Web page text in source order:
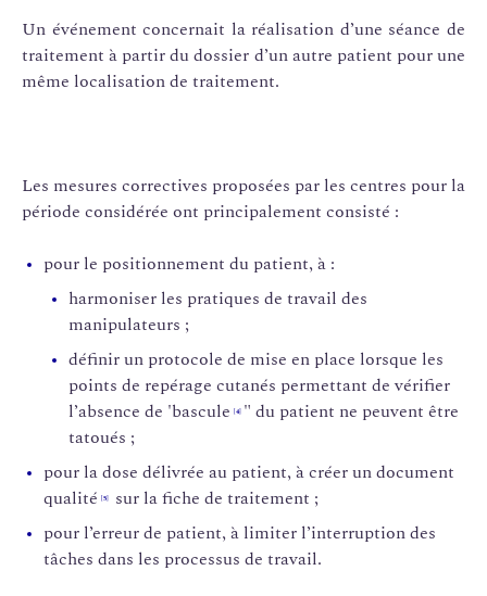
Un événement concernait la réalisation d’une séance de
traitement à partir du dossier d’un autre patient pour une
même localisation de traitement.
Les mesures correctives proposées par les centres pour la
période considérée ont principalement consisté :
pour le positionnement du patient, à :
harmoniser les pratiques de travail des
manipulateurs ;
définir un protocole de mise en place lorsque les
points de repérage cutanés permettant de vérifier
l’absence de 'bascule [4] " du patient ne peuvent être
tatoués ;
pour la dose délivrée au patient, à créer un document
qualité [5]
sur la fiche de traitement ;
pour l’erreur de patient, à limiter l’interruption des
tâches dans les processus de travail.